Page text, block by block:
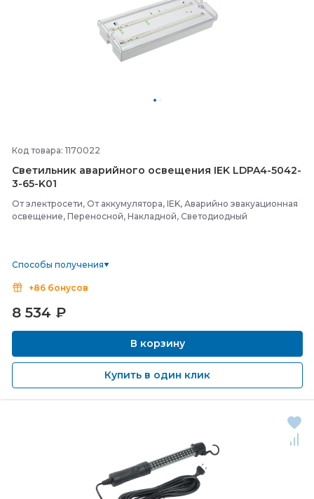
Код товара: 1170022
Светильник аварийного освещения IEK LDPA4-5042-
3-65-K01
От электросети, От аккумулятора, IEK, Аварийно эвакуационная
освещение, Переносной, Накладной, Светодиодный
Способы получения
+86 бонусов
8 534 ₽
В корзину
Купить в один клик